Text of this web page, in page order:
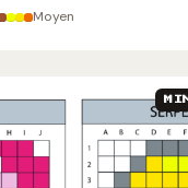
Moyen